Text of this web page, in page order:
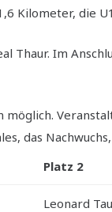
Kilometer, die
Im
das
Platz 2
Leonard